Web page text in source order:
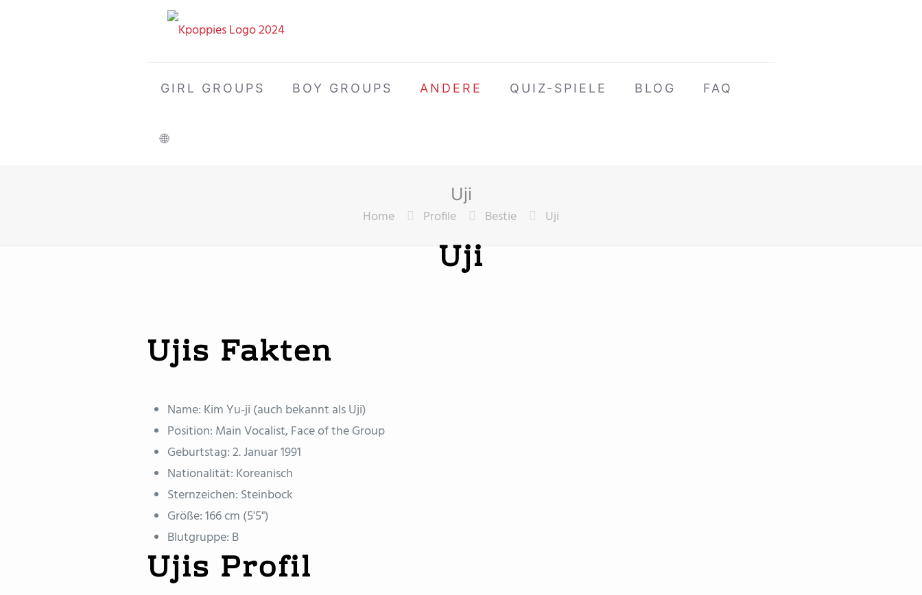
GIRL GROUPS BOY GROUPS ANDERE QUIZ-SPIELE BLOG FAQ
🌐
Uji
Home Profile Bestie Uji
Uji
Ujis Fakten
Name: Kim Yu-ji (auch bekannt als Uji)
Position: Main Vocalist, Face of the Group
Geburtstag: 2. Januar 1991
Nationalität: Koreanisch
Sternzeichen: Steinbock
Größe: 166 cm (5'5")
Blutgruppe: B
Ujis Profil